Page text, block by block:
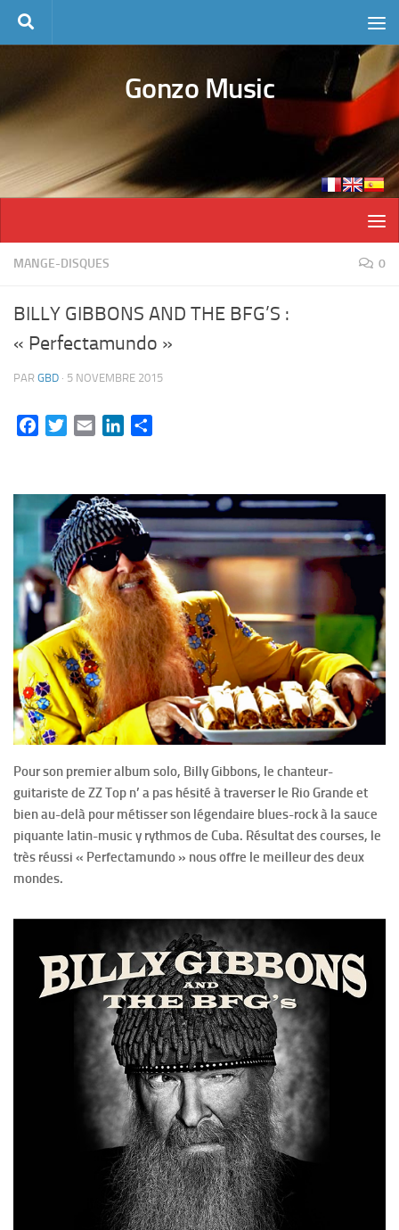
Skip to content
Gonzo Music
MANGE-DISQUES 0
BILLY GIBBONS AND THE BFG’S :
« Perfectamundo »
PAR GBD · 5 NOVEMBRE 2015
FacebookTwitterEmail LinkedIn
Pour son premier album solo, Billy Gibbons, le chanteur-
guitariste de ZZ Top n’ a pas hésité à traverser le Rio Grande et
bien au-delà pour métisser son légendaire blues-rock à la sauce
piquante latin-music y rythmos de Cuba. Résultat des courses, le
très réussi « Perfectamundo » nous offre le meilleur des deux
mondes.